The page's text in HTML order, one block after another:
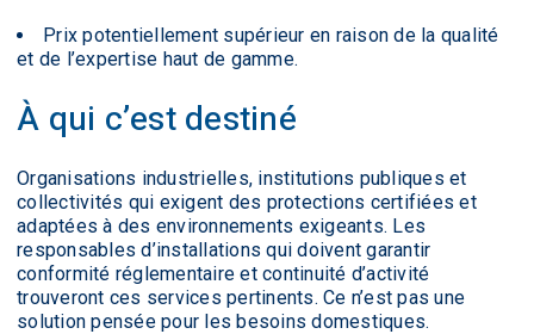
Prix potentiellement supérieur en raison de la qualité
et de l’expertise haut de gamme.
À qui c’est destiné
Organisations industrielles, institutions publiques et
collectivités qui exigent des protections certifiées et
adaptées à des environnements exigeants. Les
responsables d’installations qui doivent garantir
conformité réglementaire et continuité d’activité
trouveront ces services pertinents. Ce n’est pas une
solution pensée pour les besoins domestiques.